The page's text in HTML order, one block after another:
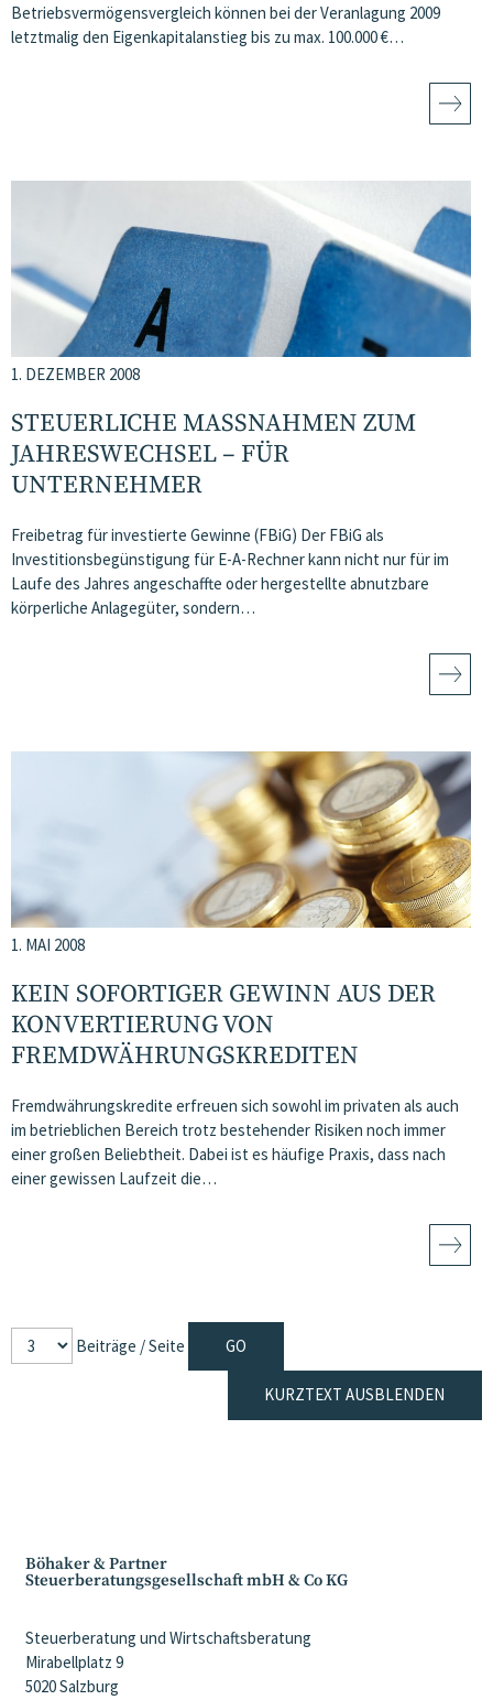
Betriebsvermögensvergleich können bei der Veranlagung 2009
letztmalig den Eigenkapitalanstieg bis zu max. 100.000 €…
1. DEZEMBER 2008
STEUERLICHE MASSNAHMEN ZUM J
AHRESWECHSEL – FÜR U
NTERNEHMER
Freibetrag für investierte Gewinne (FBiG) Der FBiG als
Investitionsbegünstigung für E-A-Rechner kann nicht nur für im
Laufe des Jahres angeschaffte oder hergestellte abnutzbare
körperliche Anlagegüter, sondern…
1. MAI 2008
KEIN SOFORTIGER GEWINN AUS DER
KONVERTIERUNG VON
FREMDWÄHRUNGSKREDITEN
Fremdwährungskredite erfreuen sich sowohl im privaten als auch
im betrieblichen Bereich trotz bestehender Risiken noch immer
einer großen Beliebtheit. Dabei ist es häufige Praxis, dass nach
einer gewissen Laufzeit die…
Beiträge / Seite
KURZTEXT AUSBLENDEN
Böhaker & Partner
Steuerberatungsgesellschaft mbH & Co KG
Steuerberatung und Wirtschaftsberatung
Mirabellplatz 9
5020 Salzburg